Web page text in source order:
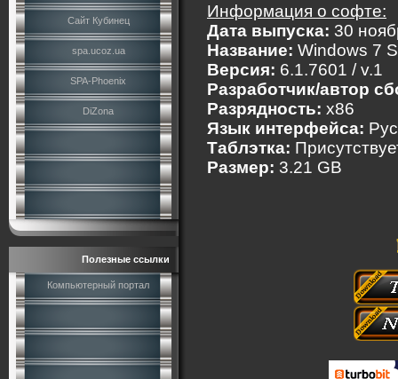
Сайт Кубинец
spa.ucoz.ua
SPA-Phoenix
DiZona
Полезные ссылки
Компьютерный портал
Информация о софте:
Дата выпуска: 30
Название: Windows 7
Версия: 6.1.7601 / v.1
Разработчик/автор
Разрядность: x86
Язык интерфейса:
Таблэтка:
Размер: 3.21 GB